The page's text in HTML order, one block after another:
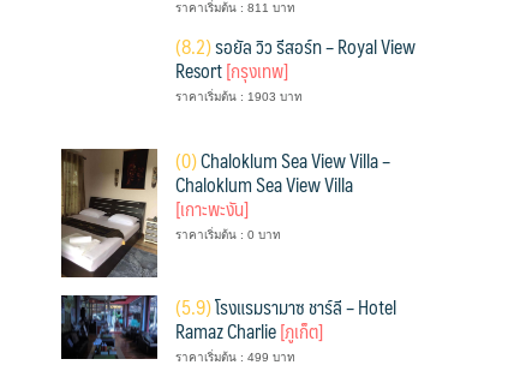
ราคาเริ่มต้น : 811 บาท
(8.2)รอยัล วิว รีสอร์ท – Royal View
Resort[กรุงเทพ]
ราคาเริ่มต้น : 1903 บาท
(0)Chaloklum Sea View Villa –
Chaloklum Sea View Villa
[เกาะพะงัน]
ราคาเริ่มต้น : 0 บาท
(5.9)โรงแรมรามาซ ชาร์ลี – Hotel
Ramaz Charlie[ภูเก็ต]
ราคาเริ่มต้น : 499 บาท